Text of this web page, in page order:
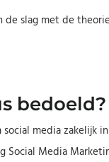
slag met de
bedoeld?
media zakelijk
Social Media